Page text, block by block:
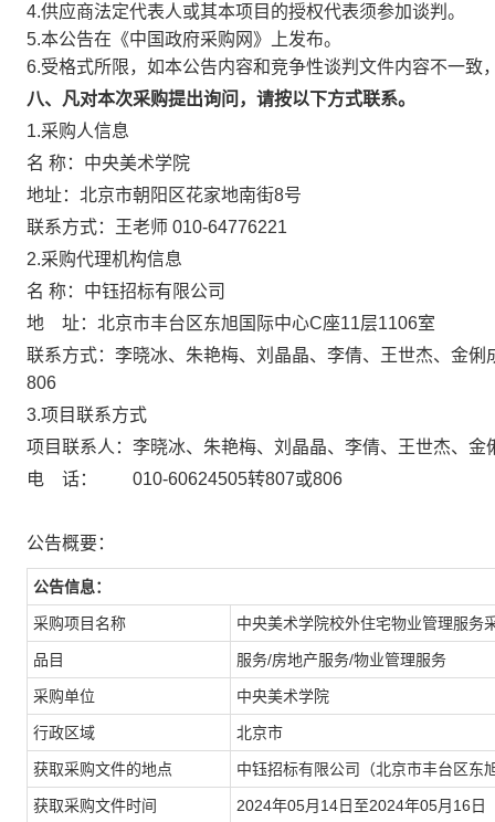
4.供应商法定代表人或其本项目的授权代表须参加谈判。
5.本公告在《中国政府采购网》上发布。
6.受格式所限，如本公告内容和竞争性谈判文件内容不一致
八、凡对本次采购提出询问，请按以下方式联系。
1.采购人信息
名 称：中央美术学院
地址：北京市朝阳区花家地南街8号
联系方式：王老师 010-64776221
2.采购代理机构信息
名 称：中钰招标有限公司
地 址：北京市丰台区东旭国际中心C
联系方式：李晓冰、朱艳梅、刘晶晶、李倩、王世杰、金
806
3.项目联系方式
项目联系人：李晓冰、朱艳梅、刘晶晶、李倩、王世杰、金
电 话： 010-60624505转807或806
公告概要：
公告信息：
采购项目名称 中央美术学院校外住宅物业管理服务
品目 服务/房地产服务/物业管理服务
采购单位 中央美术学院
行政区域 北京市
获取采购文件的地点 中钰招标有限公司（北京市丰台区东
获取采购文件时间
2024年05月14日至2024年05月16日